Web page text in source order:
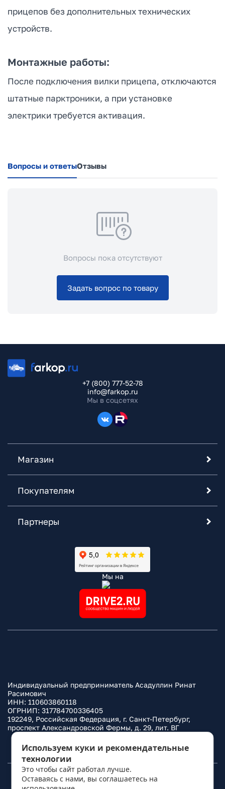
прицепов без дополнительных технических
устройств.
Монтажные работы:
После подключения вилки прицепа, отключаются
штатные парктроники, а при установке
электрики требуется активация.
Вопросы и ответыОтзывы
Вопросы пока отсутствуют
Задать вопрос по товару
+7 (800) 777-52-78
info@farkop.ru
Мы в соцсетях
Магазин
Покупателям
Партнеры
Мы на
Индивидуальный предприниматель Асадуллин Ринат
Расимович
ИНН: 110603860118
ОГРНИП: 317784700336405
192249, Российская Федерация, г. Санкт-Петербург,
проспект Александровской Фермы, д. 29, лит. ВГ
Политика конфиденциальности
© 2010– 2026Фаркоп.ру
Используем куки и рекомендательные
технологии
Это чтобы сайт работал лучше.
Оставаясь с нами, вы соглашаетесь на